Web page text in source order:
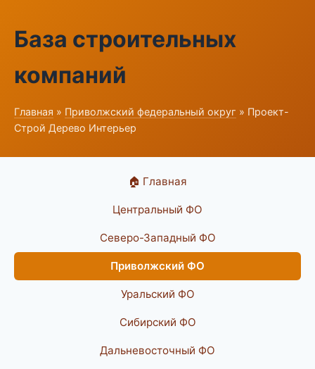
База строительных
компаний
Главная » Приволжский федеральный округ » Проект-
Строй Дерево Интерьер
🏠 Главная
Центральный ФО
Северо-Западный ФО
Приволжский ФО
Уральский ФО
Сибирский ФО
Дальневосточный ФО